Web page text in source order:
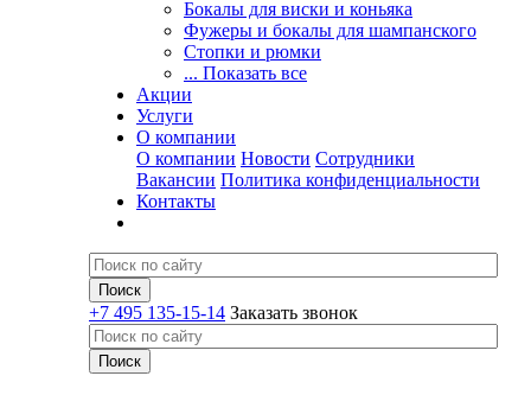
Бокалы для виски и коньяка
Фужеры и бокалы для шампанского
Стопки и рюмки
... Показать все
Акции
Услуги
О компании
О компании Новости Сотрудники
Вакансии Политика конфиденциальности
Контакты
+7 495 135-15-14 Заказать звонок